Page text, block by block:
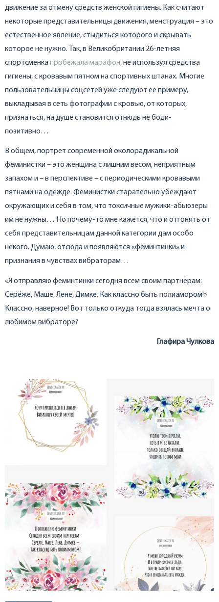
движение за отмену средств женской гигиены. Как считают
некоторые представительницы движения, менструация – это
естественное явление, стыдиться которого и скрывать
которое не нужно. Так, в Великобритании 26-летняя
спортсменкапробежала марафон,не используя средства
гигиены, с кровавым пятном на спортивных штанах. Многие
пользовательницы соцсетей уже следуют ее примеру,
выкладывая в сеть фотографии с кровью, от которых,
признаться, на душе становится отнюдь не боди-
позитивно…
В общем, портрет современной околорадикальной
феминистки – это женщина с лишним весом, неприятным
запахом и – в перспективе – с периодическими кровавыми
пятнами на одежде. Феминистки старательно убеждают
окружающих и себя в том, что токсичные мужики-абьюзеры
им не нужны… Но почему-то мне кажется, что и отгонять от
себя представительницам данной категории дам особо
некого. Думаю, отсюда и появляются «феминтинки» и
признания в чувствах вибраторам…
«Я отправляю феминтинки сегодня всем своим партнёрам:
Серёже, Маше, Лене, Димке. Как классно быть полиамором!»
Классно, наверное! Вот только откуда тогда взялась мечта о
любимом вибраторе?
Глафира Чулкова